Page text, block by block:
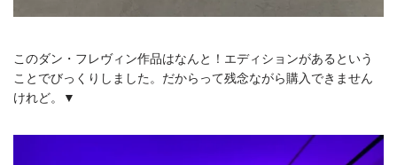
このダン・フレヴィン作品はなんと！エディションがあるという
ことでびっくりしました。だからって残念ながら購入できません
けれど。▼